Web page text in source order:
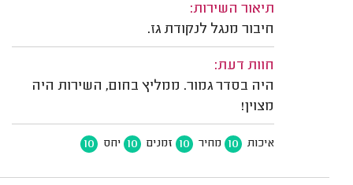
תיאור השירות:
חיבור מנגל לנקודת גז.
חוות דעת:
היה בסדר גמור. ממליץ בחום, השירות היה
מצוין!
איכות 10 מחיר 10 זמנים 10 יחס 10